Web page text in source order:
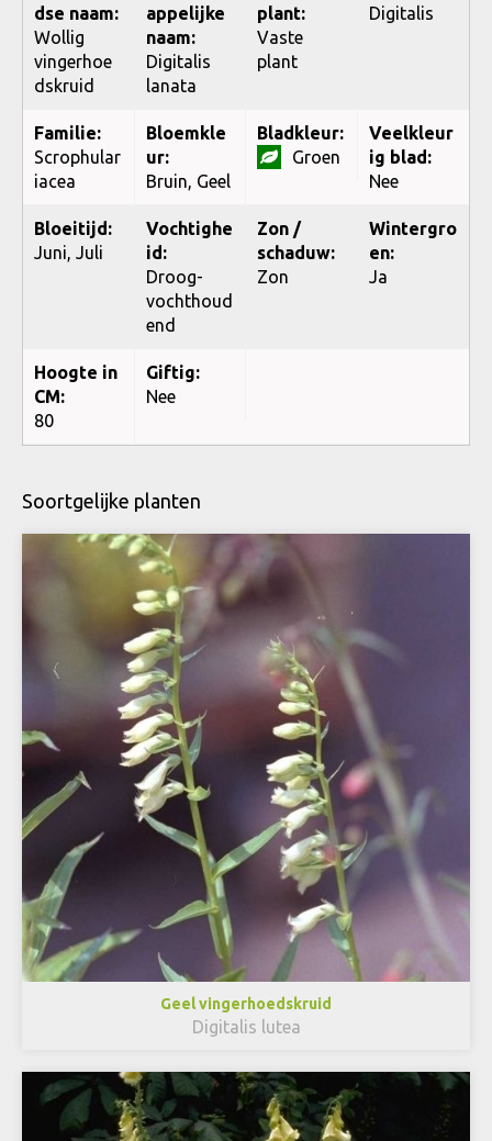
dse naam:
Wollig
vingerhoe
dskruid
appelijke
naam:
Digitalis
lanata
plant:
Vaste
plant
Digitalis
Familie:
Scrophular
iacea
Bloemkle
ur:
Bruin, Geel
Bladkleur:
Groen
Veelkleur
ig blad:
Nee
Bloeitijd:
Juni, Juli
Vochtighe
id:
Droog-
vochthoud
end
Zon /
schaduw:
Zon
Wintergro
en:
Ja
Hoogte in
CM:
80
Giftig:
Nee
Soortgelijke planten
Geel vingerhoedskruid
Digitalis lutea